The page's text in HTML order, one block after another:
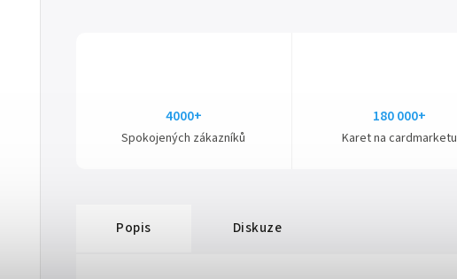
4000+
Spokojených zákazníků
180 000+
Karet na cardmarketu
Popis Diskuze